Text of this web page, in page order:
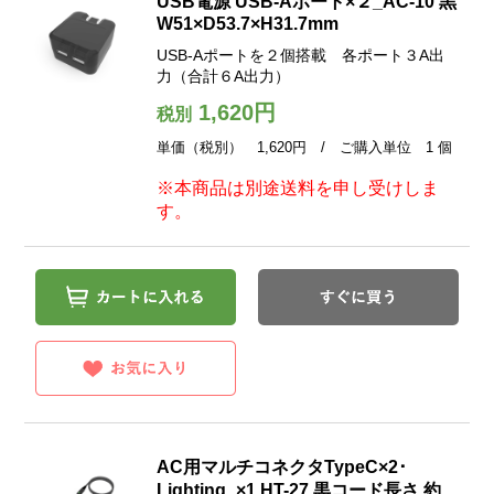
W51×D53.7×H31.7mm
USB-Aポートを２個搭載 各ポート３A出
力（合計６A出力）
税別1,620円
単価（税別） 1,620円 / ご購入単位 1 個
※本商品は別途送料を申し受けしま
す。
AC用マルチコネクタTypeC×2･